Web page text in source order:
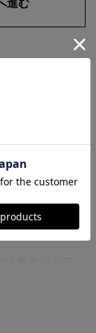
紙を書きたい
のブランド名